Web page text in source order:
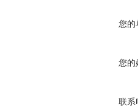
您的
您的
联系